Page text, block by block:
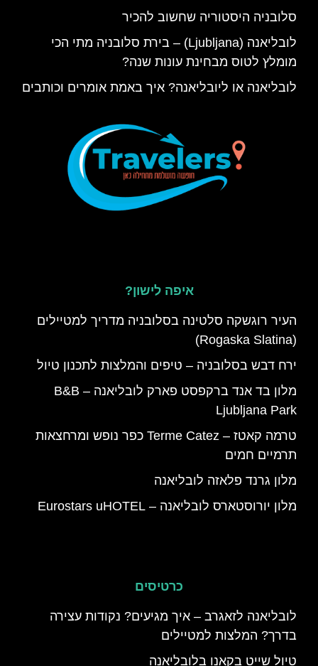
סלובניה היסטוריה שחשוב להכיר
לובליאנה (Ljubljana) – בירת סלובניה מתי הכי
מומלץ לטוס מבחינת עונות שנה?
לובליאנה או ליובליאנה? איך באמת אומרים וכותבים
איפה לישון?
העיר רוגשקה סלטינה בסלובניה מדריך למטיילים
(Rogaska Slatina)
ירח דבש בסלובניה – טיפים והמלצות לתכנון טיול
מלון בד אנד ברקפסט פארק לובליאנה – B&B
Ljubljana Park
טרמה קאטז – Terme Catez כפר נופש ומרחצאות
תרמיים חמים
מלון גרנד פלאזה לובליאנה
מלון יורוסטארס לובליאנה – Eurostars uHOTEL
כרטיסים
לובליאנה לזאגרב – איך מגיעים? נקודות עצירה
בדרך? המלצות למטיילים
טיול שייט בקאנו בלובליאנה